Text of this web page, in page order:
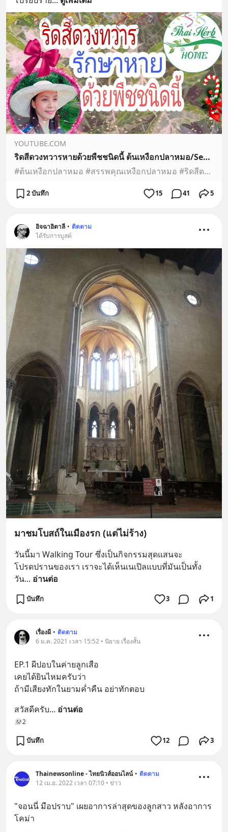
YOUTUBE.COM
ริดสีดวงทวารหายด้วยพืชชนิดนี้ ต้นเหงือกปลาหมอ/Sea holly/Thistleplike plant
#ต้นเหงือกปลาหมอ #สรรพคุณเหงือกปลาหมอ #ริดสีดวงทวารInstagram มน https://www.instagram.com/nkiewsai/ติดตามความเคลื่อนไหวได้ที่ : https://www.facebook.com/Tha...
2 บันทึก 15 41 5
อิจฉาอิตาลี • ติดตาม
ได้รับการบูสต์
มาชมโบสถ์ในเมืองรก (แต่ไม่ร้าง)
วันนี้มา Walking Tour ซึ่งเป็นกิจกรรมสุดแสนจะ
โปรดปรานของเรา เราจะได้เห็นเนเปิลแบบที่มันเป็นทั้ง
วัน... อ่านต่อ
บันทึก 3 1
เรื่องผี • ติดตาม
6 ม.ค. 2021 เวลา 15:52 • นิยาย เรื่องสั้น
EP.1 ผีปอบในค่ายลูกเสือ
เคยได้ยินไหมครับว่า
ถ้ามีเสียงทักในยามค่ำคืน อย่าทักตอบ
สวัสดีครับ... อ่านต่อ
2
บันทึก 12 3
Thainewsonline - ไทยนิวส์ออนไลน์ • ติดตาม
12 เม.ย. 2022 เวลา 07:10 • ข่าว
"จอนนี่ มือปราบ" เผยอาการล่าสุดของลูกสาว หลังอาการ
โคม่า